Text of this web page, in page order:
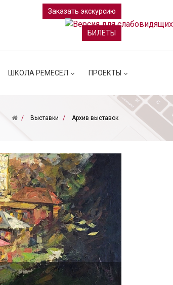
Заказать экскурсию
БИЛЕТЫ
ШКОЛА РЕМЕСЕЛ ПРОЕКТЫ
Выставки Архив выставок